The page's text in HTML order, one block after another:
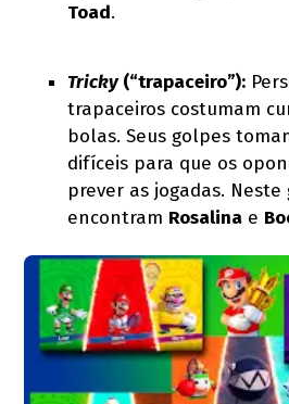
Toad.
Tricky(“trapaceiro”):
trapaceiros costumam
bolas. Seus golpes
difíceis para que os
prever as jogadas. Neste
encontram Rosalina e